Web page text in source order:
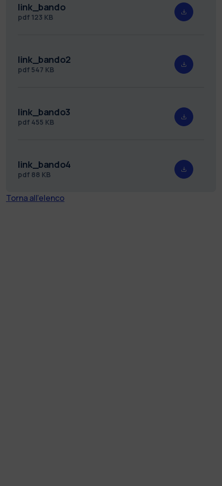
link_bando
pdf 123 KB
link_bando2
pdf 547 KB
link_bando3
pdf 455 KB
link_bando4
pdf 88 KB
Torna all'elenco